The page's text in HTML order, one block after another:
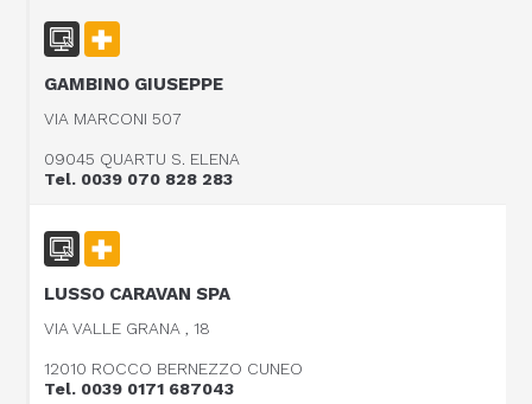
GAMBINO GIUSEPPE
VIA MARCONI 507
09045 QUARTU S. ELENA
Tel. 0039 070 828 283
LUSSO CARAVAN SPA
VIA VALLE GRANA , 18
12010 ROCCO BERNEZZO CUNEO
Tel. 0039 0171 687043